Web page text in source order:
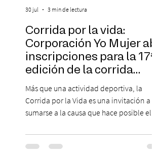
Corrida por la vida:
Corporación Yo Mujer abre
inscripciones para la 17ª
edición de la corrida
solidaria
Más que una actividad deportiva, la
Corrida por la Vida es una invitación a
sumarse a la causa que hace posible el
desarrolla durante todo el año: brindar
orientación, contención y apoyo
30 jul 3 min de lectura